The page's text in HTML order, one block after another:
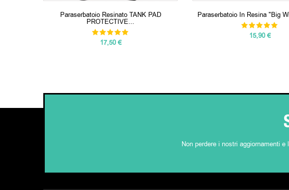
Paraserbatoio Resinato TANK PAD
PROTECTIVE...
17,50 €
Paraserbatoio In Resina "Big
15,90 €
Non perdere i nostri aggiornamenti